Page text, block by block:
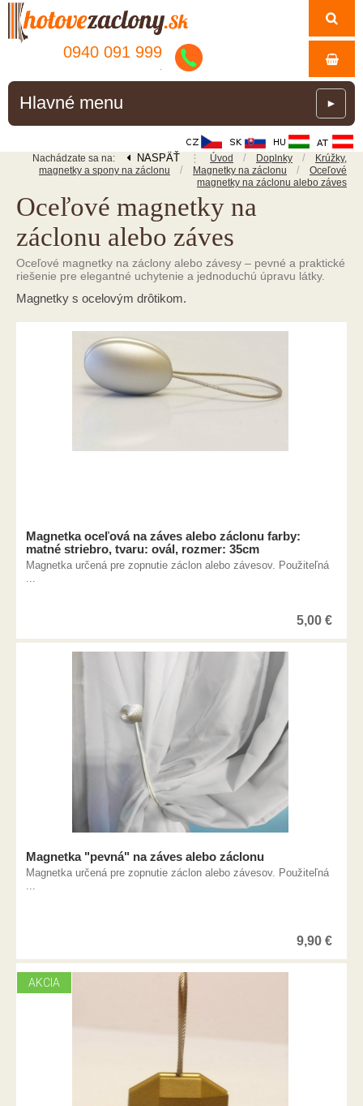
0940 091 999
Hlavné menu ►
Nachádzate sa na: NASPÄŤ ⋮ Úvod / Doplnky /
Krúžky,
magnetky a spony na záclonu
/ Magnetky na záclonu /
Oceľové
magnetky na záclonu alebo záves
Oceľové magnetky na
záclonu alebo záves
Oceľové magnetky na záclony alebo závesy – pevné a praktické
riešenie pre elegantné uchytenie a jednoduchú úpravu látky.
Magnetky s ocelovým drôtikom.
Magnetka oceľová na záves alebo záclonu farby:
matné striebro, tvaru: ovál, rozmer: 35cm
Magnetka určená pre zopnutie záclon alebo závesov. Použiteľná
...
5,00 €
Magnetka "pevná" na záves alebo záclonu
Magnetka určená pre zopnutie záclon alebo závesov. Použiteľná
...
9,90 €
AKCIA